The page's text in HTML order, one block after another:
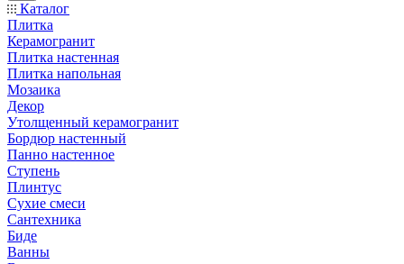
Каталог
Плитка
Керамогранит
Плитка настенная
Плитка напольная
Мозаика
Декор
Утолщенный керамогранит
Бордюр настенный
Панно настенное
Ступень
Плинтус
Сухие смеси
Сантехника
Биде
Ванны